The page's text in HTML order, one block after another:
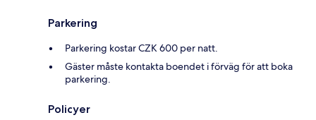
Parkering
Parkering kostar CZK 600 per natt.
Gäster måste kontakta boendet i förväg för att boka
parkering.
Policyer